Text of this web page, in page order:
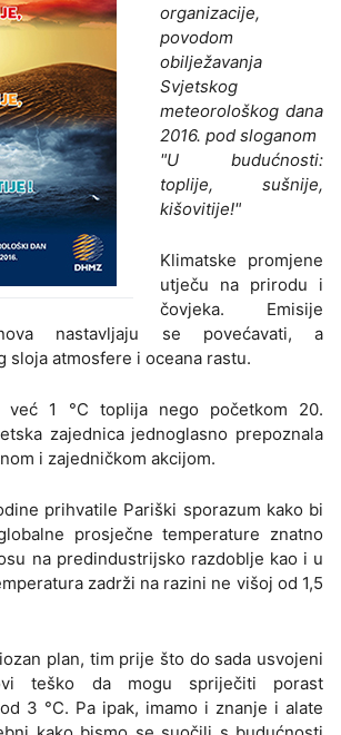
organizacije,
povodom
obilježavanja
Svjetskog
meteorološkog dana
2016. pod sloganom
"U budućnosti:
toplije, sušnije,
kišovitije!"
Klimatske promjene
utječu na prirodu i
čovjeka. Emisije
nastavljaju se povećavati, a
sloja atmosfere i oceana rastu.
već 1 °C toplija nego početkom 20.
zajednica jednoglasno prepoznala
i zajedničkom akcijom.
prihvatile Pariški sporazum kako bi
prosječne temperature znatno
na predindustrijsko razdoblje kao i u
zadrži na razini ne višoj od 1,5
plan, tim prije što do sada usvojeni
teško da mogu spriječiti porast
3 °C. Pa ipak, imamo i znanje i alate